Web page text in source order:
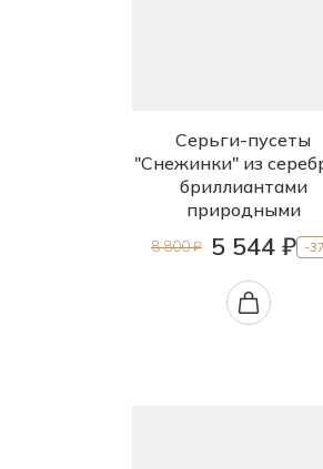
Серьги-пусеты
"Снежинки" из
бриллиантами
природными
8 800 ₽ 5 544 ₽ -